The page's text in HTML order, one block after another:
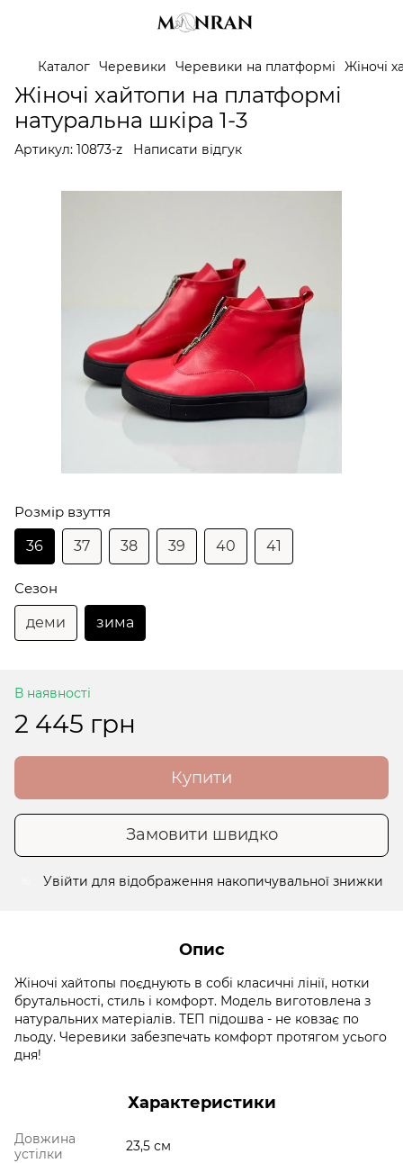
Каталог Черевики Черевики на платформі Жіночі
Жіночі хайтопи на платформі
натуральна шкіра 1-3
Артикул: 10873-z Написати відгук
Розмір взуття
36
37 38 39 40 41
Сезон
деми
зима
В наявності
2 445 грн
Купити
Замовити швидко
Увійти для відображення накопичувальної знижки
Опис
Жіночі хайтопы поєднують в собі класичні лінії, нотки
брутальності, стиль і комфорт. Модель виготовлена ​​з
натуральних матеріалів. ТЕП підошва - не ковзає по
льоду. Черевики забезпечать комфорт протягом усього
дня!
Характеристики
Довжина
устілки
23,5 см